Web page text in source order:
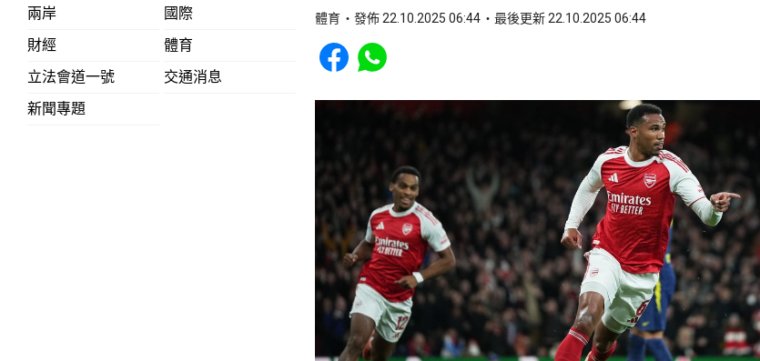
兩岸
國際
財經
體育
立法會道一號
交通消息
新聞專題
體育 發佈 22.10.2025 06:44 最後更新 22.10.2025 06:44
Share to Facebook
Share to WhatsApp